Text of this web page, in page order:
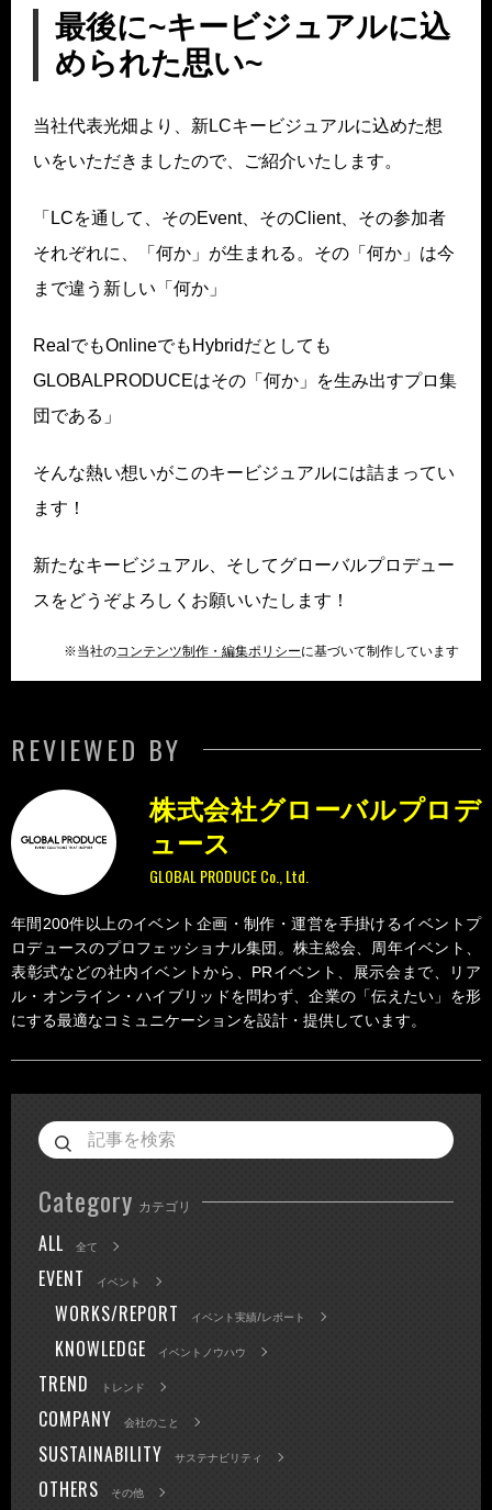
最後に~キービジュアルに込
められた思い~
当社代表光畑より、新LCキービジュアルに込めた想
いをいただきましたので、ご紹介いたします。
「LCを通して、そのEvent、そのClient、その参加者
それぞれに、「何か」が生まれる。その「何か」は今
まで違う新しい「何か」
RealでもOnlineでもHybridだとしても
GLOBALPRODUCEはその「何か」を生み出すプロ集
団である」
そんな熱い想いがこのキービジュアルには詰まってい
ます！
新たなキービジュアル、そしてグローバルプロデュー
スをどうぞよろしくお願いいたします！
※当社のコンテンツ制作・編集ポリシーに基づいて制作しています
REVIEWED BY
GLOBAL PRODUCE Co., Ltd.
株式会社グローバルプロデ
ュース
年間200件以上のイベント企画・制作・運営を手掛けるイベントプ
ロデュースのプロフェッショナル集団。株主総会、周年イベント、
表彰式などの社内イベントから、PRイベント、展示会まで、リア
ル・オンライン・ハイブリッドを問わず、企業の「伝えたい」を形
にする最適なコミュニケーションを設計・提供しています。
Category カテゴリ
ALL 全て
EVENT イベント
WORKS/REPORT イベント実績/レポート
KNOWLEDGE イベントノウハウ
TREND トレンド
COMPANY 会社のこと
SUSTAINABILITY サステナビリティ
OTHERS その他